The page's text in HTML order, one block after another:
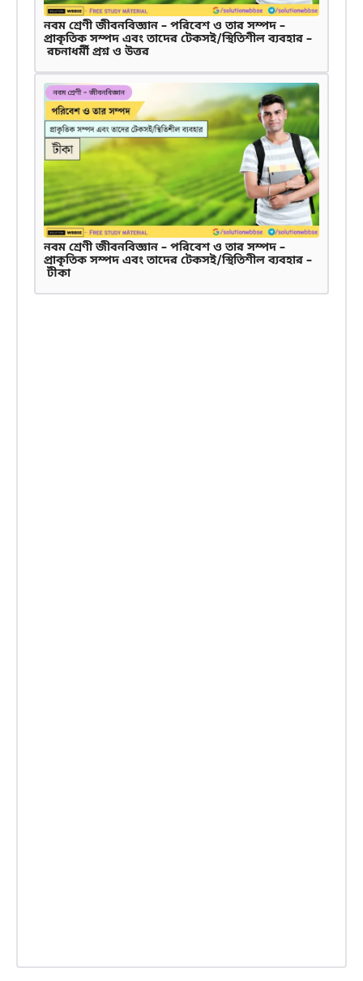
নবম শ্রেণী জীবনবিজ্ঞান – পরিবেশ ও তার সম্পদ –
প্রাকৃতিক সম্পদ এবং তাদের টেকসই/স্থিতিশীল ব্যবহার –
রচনাধর্মী প্রশ্ন ও উত্তর
নবম শ্রেণী জীবনবিজ্ঞান – পরিবেশ ও তার সম্পদ –
প্রাকৃতিক সম্পদ এবং তাদের টেকসই/স্থিতিশীল ব্যবহার –
টীকা